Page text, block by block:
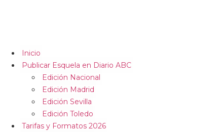
Inicio
Publicar Esquela en Diario ABC
Edición Nacional
Edición Madrid
Edición Sevilla
Edición Toledo
Tarifas y Formatos 2026